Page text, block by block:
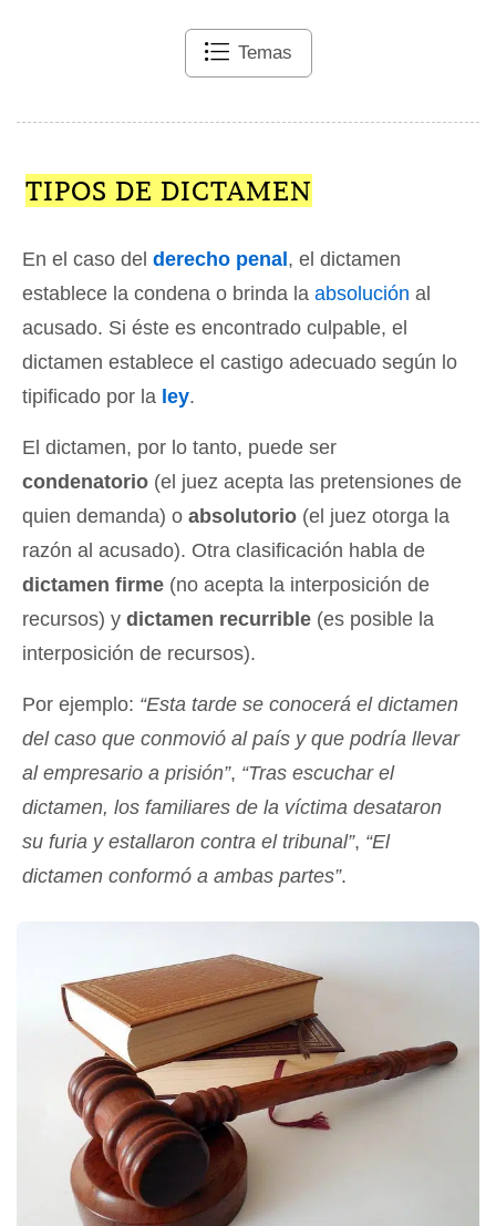
Temas
TIPOS DE DICTAMEN
En el caso del derecho penal, el dictamen
establece la condena o brinda la absolución al
acusado. Si éste es encontrado culpable, el
dictamen establece el castigo adecuado según lo
tipificado por la ley.
El dictamen, por lo tanto, puede ser
condenatorio (el juez acepta las pretensiones de
quien demanda) o absolutorio (el juez otorga la
razón al acusado). Otra clasificación habla de
dictamen firme (no acepta la interposición de
recursos) y dictamen recurrible (es posible la
interposición de recursos).
Por ejemplo: “Esta tarde se conocerá el dictamen
del caso que conmovió al país y que podría llevar
al empresario a prisión”, “Tras escuchar el
dictamen, los familiares de la víctima desataron
su furia y estallaron contra el tribunal”, “El
dictamen conformó a ambas partes”.